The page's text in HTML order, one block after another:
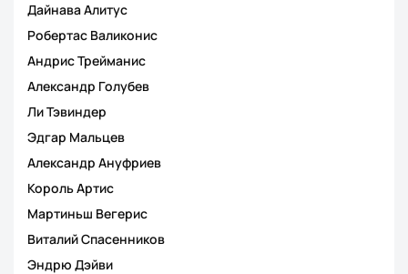
Дайнава Алитус
Робертас Валиконис
Андрис Трейманис
Александр Голубев
Ли Тэвиндер
Эдгар Мальцев
Александр Ануфриев
Король Артис
Мартиньш Вегерис
Виталий Спасенников
Эндрю Дэйви